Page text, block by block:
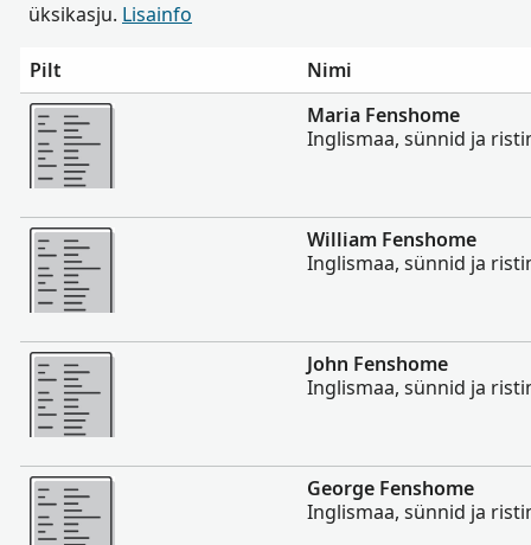
üksikasju. Lisainfo
Pilt
Nimi
Rohkem
Maria Fenshome
Inglismaa, sünnid ja
Rohkem
William Fenshome
Inglismaa, sünnid ja
Rohkem
John Fenshome
Inglismaa, sünnid ja
Rohkem
George Fenshome
Inglismaa, sünnid ja